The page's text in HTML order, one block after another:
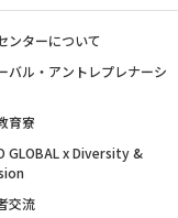
ンターについて
バル・アントレプレナーシ
育寮
GLOBAL x Diversity &
交流